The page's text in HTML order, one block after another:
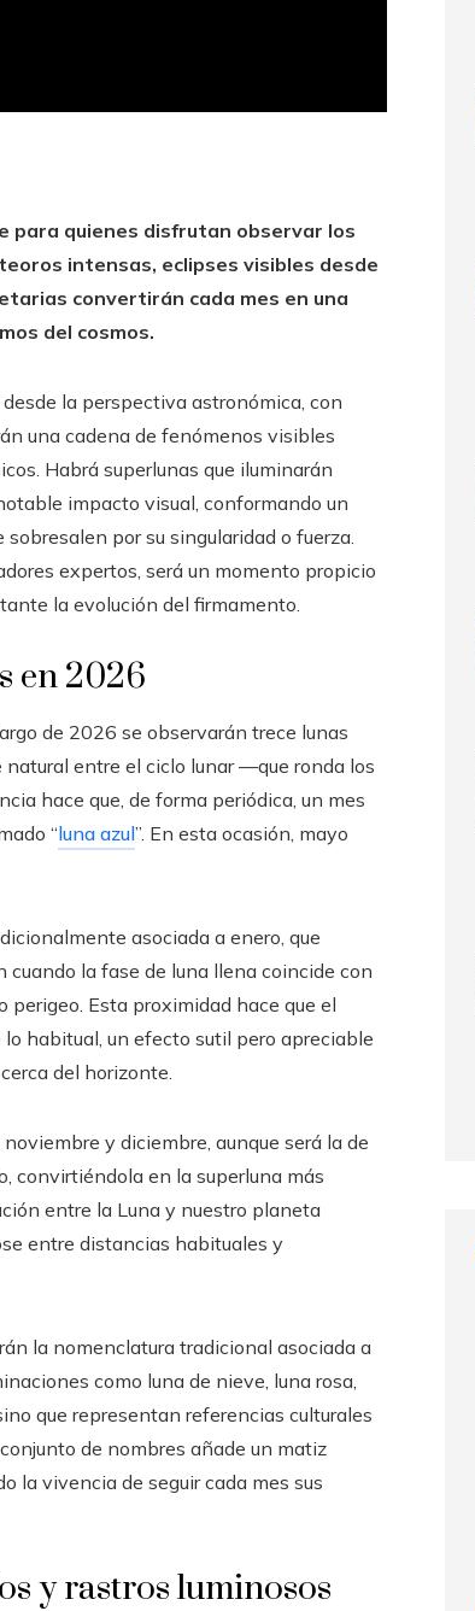
para quienes disfrutan observar los
intensas, eclipses visibles desde
convertirán cada mes en una
del cosmos.
la perspectiva astronómica, con
una cadena de fenómenos visibles
Habrá superlunas que iluminarán
impacto visual, conformando un
por su singularidad o fuerza.
expertos, será un momento propicio
la evolución del firmamento.
en 2026
de 2026 se observarán trece lunas
entre el ciclo lunar —que ronda los
hace que, de forma periódica, un mes
“luna azul”. En esta ocasión, mayo
asociada a enero, que
cuando la fase de luna llena coincide con
perigeo. Esta proximidad hace que el
habitual, un efecto sutil pero apreciable
del horizonte.
y diciembre, aunque será la de
convirtiéndola en la superluna más
entre la Luna y nuestro planeta
entre distancias habituales y
la nomenclatura tradicional asociada a
como luna de nieve, luna rosa,
que representan referencias culturales
de nombres añade un matiz
la vivencia de seguir cada mes sus
y rastros luminosos